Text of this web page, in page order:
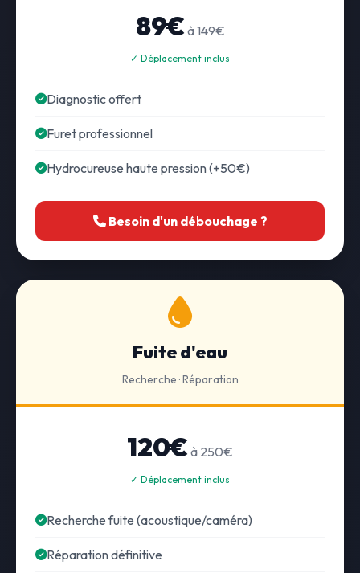
89€ à 149€
✓ Déplacement inclus
Diagnostic offert
Furet professionnel
Hydrocureuse haute pression (+50€)
Besoin d'un débouchage ?
Fuite d'eau
Recherche · Réparation
120€ à 250€
✓ Déplacement inclus
Recherche fuite (acoustique/caméra)
Réparation définitive